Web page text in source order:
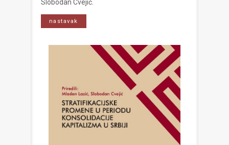
Slobodan Cvejić.
nastavak